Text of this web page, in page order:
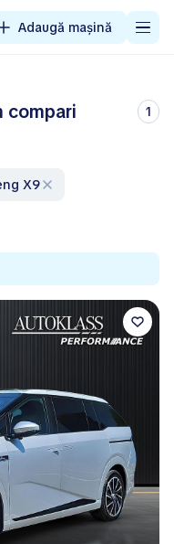
Adaugă mașină
compari
1
X9